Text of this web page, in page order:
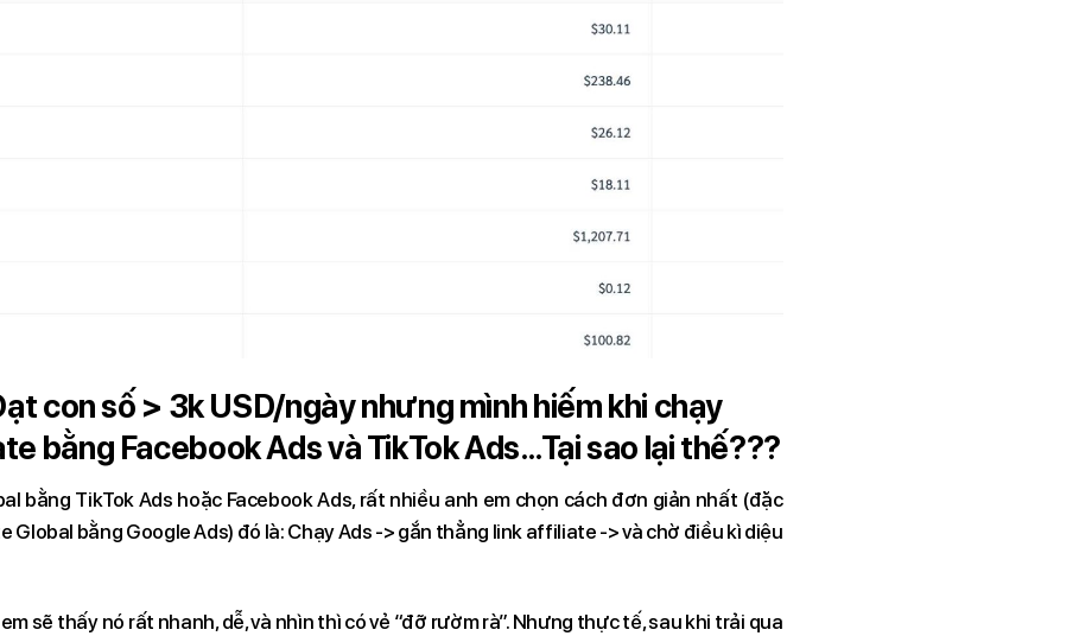
con số > 3k USD/ngày nhưng mình hiếm khi chạy
bằng Facebook Ads và TikTok Ads…Tại sao lại thế???
bằng TikTok Ads hoặc Facebook Ads, rất nhiều anh em chọn cách đơn giản nhất (đặc
Global bằng Google Ads) đó là: Chạy Ads -> gắn thẳng link affiliate -> và chờ điều kì diệu
sẽ thấy nó rất nhanh, dễ, và nhìn thì có vẻ “đỡ rườm rà”. Nhưng thực tế, sau khi trải qua